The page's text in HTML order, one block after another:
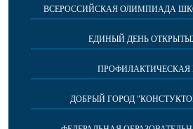
ВСЕРОССИЙСКАЯ ОЛИМПИАДА
ЕДИНЫЙ ДЕНЬ
ПРОФИЛАКТИЧЕСКАЯ
ДОБРЫЙ ГОРОД